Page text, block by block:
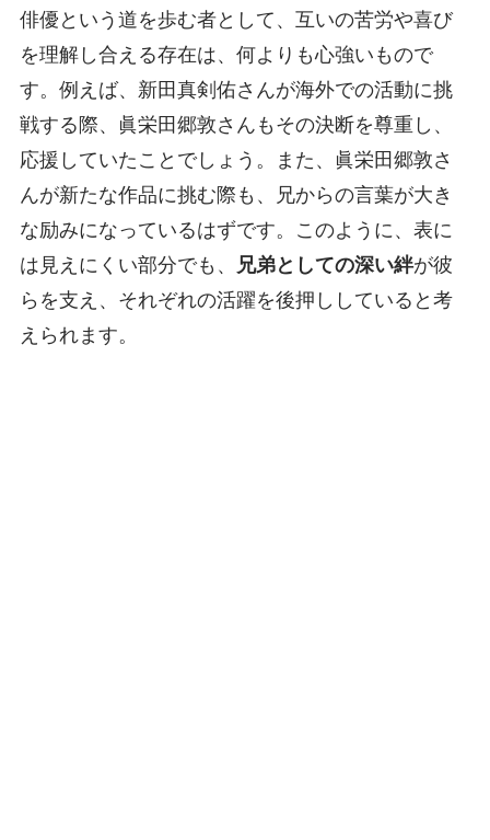
俳優という道を歩む者として、互いの苦労や喜び
を理解し合える存在は、何よりも心強いもので
す。例えば、新田真剣佑さんが海外での活動に挑
戦する際、眞栄田郷敦さんもその決断を尊重し、
応援していたことでしょう。また、眞栄田郷敦さ
んが新たな作品に挑む際も、兄からの言葉が大き
な励みになっているはずです。このように、表に
は見えにくい部分でも、
兄弟としての深い絆が彼
らを支え、それぞれの活躍を後押ししていると考
えられます。